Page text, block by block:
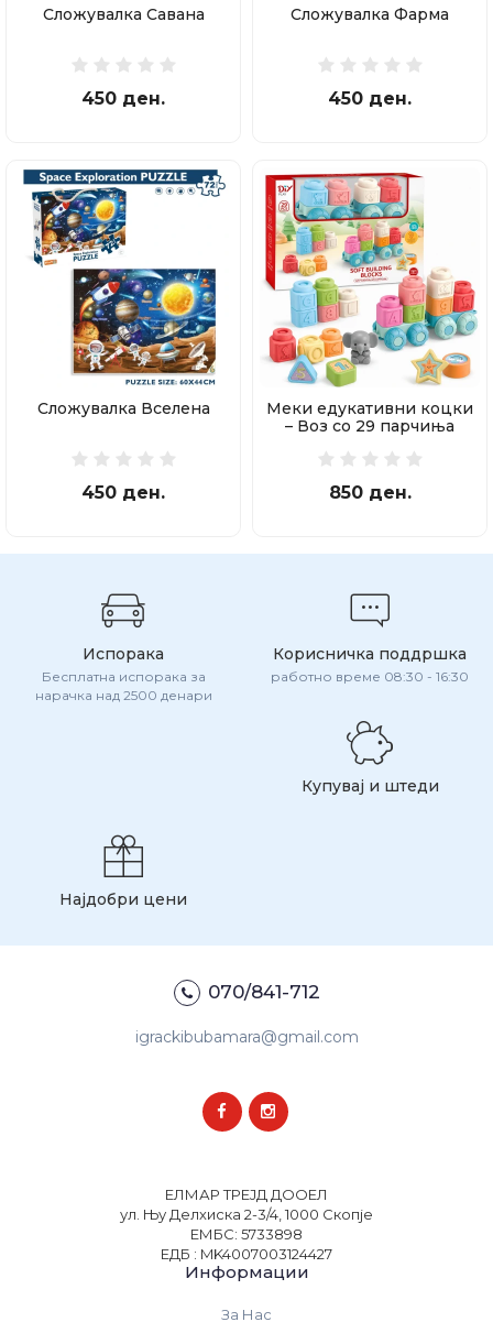
Сложувалка Савана
450 ден.
Сложувалка Фарма
450 ден.
Сложувалка Вселена
450 ден.
Меки едукативни коцки
– Воз со 29 парчиња
850 ден.
Испорака
Бесплатна испорака за
нарачка над 2500 денари
Корисничка поддршка
работно време 08:30 - 16:30
Купувај и штеди
Најдобри цени
070/841-712
igrackibubamara@gmail.com
ЕЛМАР ТРЕЈД ДООЕЛ
ул. Њу Делхиска 2-3/4, 1000 Скопје
ЕМБС: 5733898
ЕДБ : MK4007003124427
Информации
За Нас